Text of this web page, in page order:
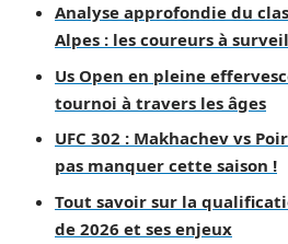
Analyse approfondie du
Alpes : les coureurs à
Us Open en pleine
tournoi à travers les âges
UFC 302 : Makhachev vs
pas manquer cette saison !
Tout savoir sur la
de 2026 et ses enjeux